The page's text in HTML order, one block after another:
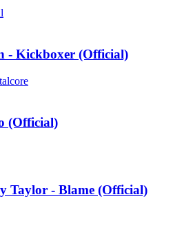
- Kickboxer (Official)
(Official)
Taylor - Blame (Official)